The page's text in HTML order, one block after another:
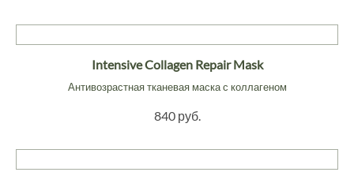
Intensive Collagen Repair Mask
Антивозрастная тканевая маска с коллагеном
840 руб.